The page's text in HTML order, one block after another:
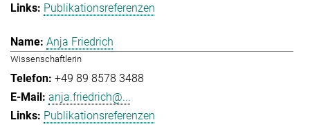
Publikationsreferenzen
Anja Friedrich
Wissenschaftlerin
+49 89 8578 3488
anja.friedrich@...
Publikationsreferenzen